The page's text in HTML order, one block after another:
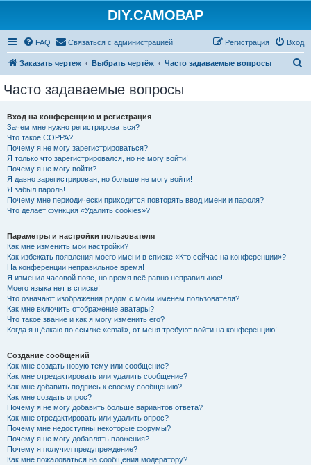
DIY.САМОВАР
FAQ Связаться с администрацией Вход
Регистрация
Заказать чертеж Выбрать чертёж Часто задаваемые вопросы
Часто задаваемые вопросы
Вход на конференцию и регистрация
Зачем мне нужно регистрироваться?
Что такое COPPA?
Почему я не могу зарегистрироваться?
Я только что зарегистрировался, но не могу войти!
Почему я не могу войти?
Я давно зарегистрирован, но больше не могу войти!
Я забыл пароль!
Почему мне периодически приходится повторять ввод имени и пароля?
Что делает функция «Удалить cookies»?
Параметры и настройки пользователя
Как мне изменить мои настройки?
Как избежать появления моего имени в списке «Кто сейчас на конференции»?
На конференции неправильное время!
Я изменил часовой пояс, но время всё равно неправильное!
Моего языка нет в списке!
Что означают изображения рядом с моим именем пользователя?
Как мне включить отображение аватары?
Что такое звание и как я могу изменить его?
Когда я щёлкаю по ссылке «email», от меня требуют войти на конференцию!
Создание сообщений
Как мне создать новую тему или сообщение?
Как мне отредактировать или удалить сообщение?
Как мне добавить подпись к своему сообщению?
Как мне создать опрос?
Почему я не могу добавить больше вариантов ответа?
Как мне отредактировать или удалить опрос?
Почему мне недоступны некоторые форумы?
Почему я не могу добавлять вложения?
Почему я получил предупреждение?
Как мне пожаловаться на сообщения модератору?